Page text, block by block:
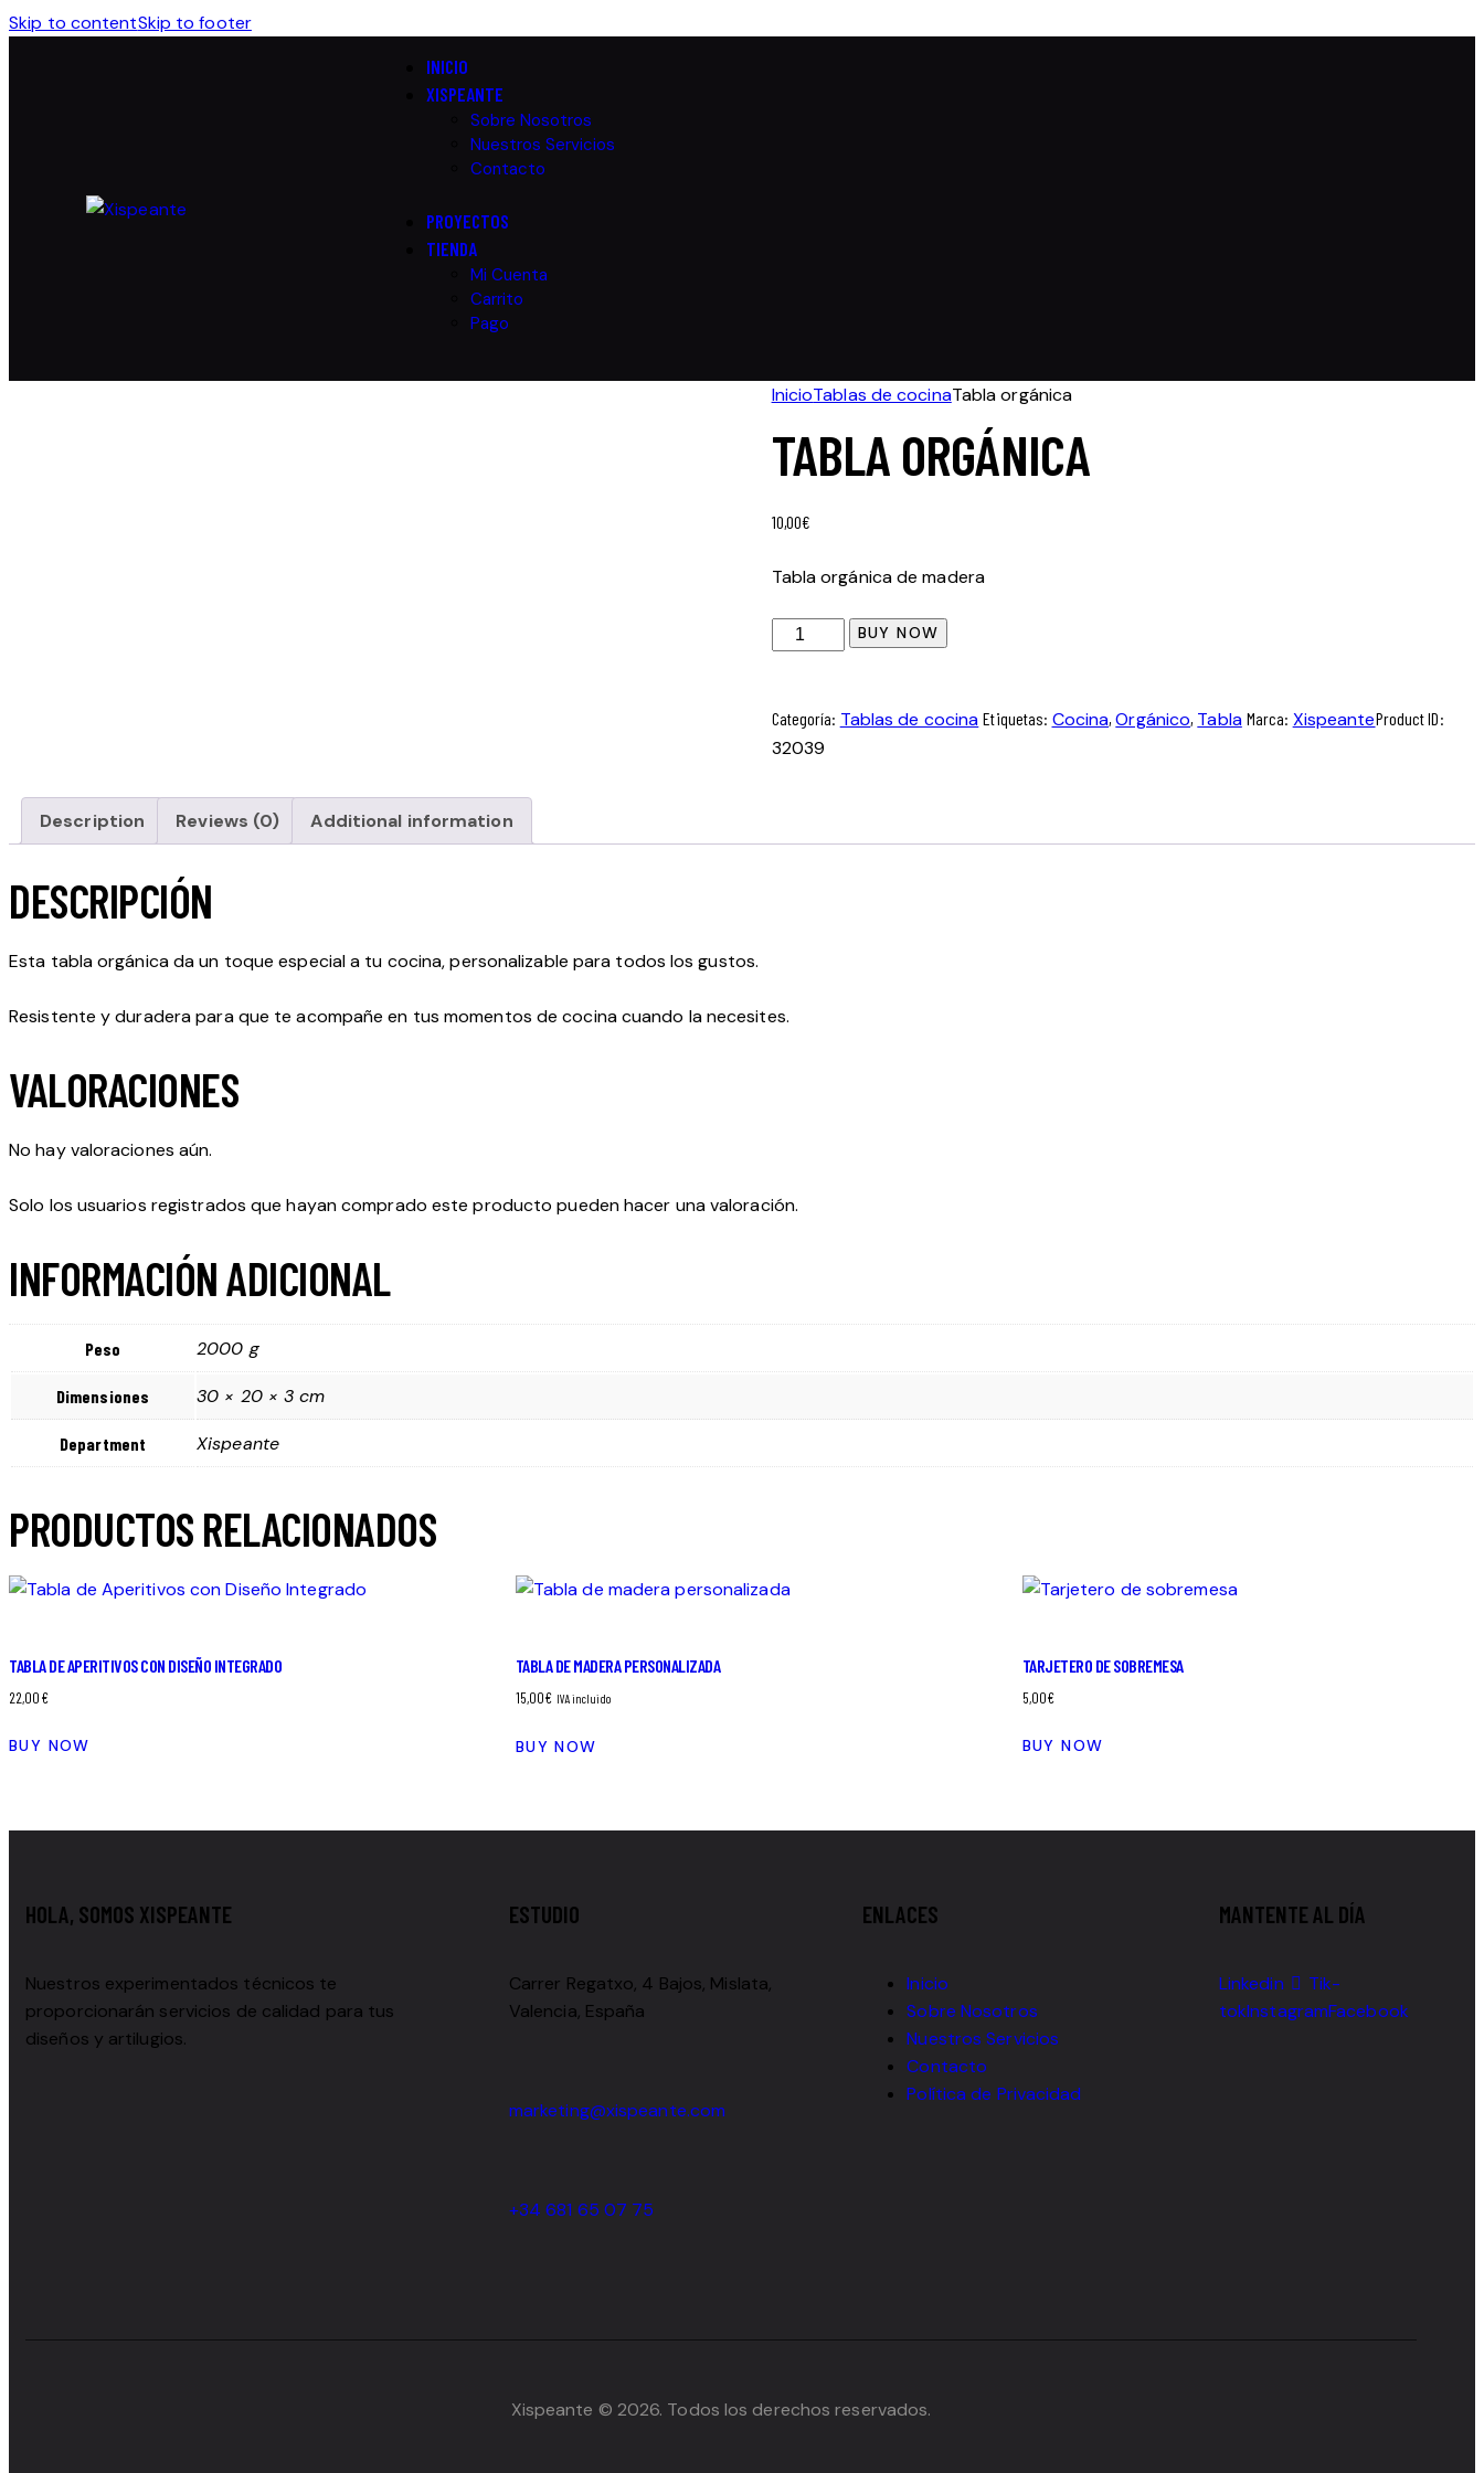
Skip to contentSkip to footer
INICIO
XISPEANTE
Sobre Nosotros
Nuestros Servicios
Contacto
PROYECTOS
TIENDA
Mi Cuenta
Carrito
Pago
InicioTablas de cocinaTabla orgánica
TABLA ORGÁNICA
10,00€
Tabla orgánica de madera
BUY NOW
Categoría: Tablas de cocina Etiquetas: Cocina,Orgánico, Tabla Marca: XispeanteProduct ID:
32039
Description Reviews (0) Additional information
DESCRIPCIÓN
Esta tabla orgánica da un toque especial a tu cocina, personalizable para todos los gustos.
Resistente y duradera para que te acompañe en tus momentos de cocina cuando la necesites.
VALORACIONES
No hay valoraciones aún.
Solo los usuarios registrados que hayan comprado este producto pueden hacer una valoración.
INFORMACIÓN ADICIONAL
Peso 2000 g
Dimensiones 30 × 20 × 3 cm
Department Xispeante
PRODUCTOS RELACIONADOS
TABLA DE APERITIVOS CON DISEÑO INTEGRADO
22,00€
BUY NOW
TABLA DE MADERA PERSONALIZADA
15,00€ IVA incluido
BUY NOW
TARJETERO DE SOBREMESA
5,00€
BUY NOW
HOLA, SOMOS XISPEANTE
Nuestros experimentados técnicos te
proporcionarán servicios de calidad para tus
diseños y artilugios.
ESTUDIO
Carrer Regatxo, 4 Bajos, Mislata,
Valencia, España
marketing@xispeante.com
+34 681 65 07 75
ENLACES
Inicio
Sobre Nosotros
Nuestros Servicios
Contacto
Política de Privacidad
MANTENTE AL DÍA
Linkedin
Tik-
tokInstagramFacebook
Xispeante © 2026. Todos los derechos reservados.